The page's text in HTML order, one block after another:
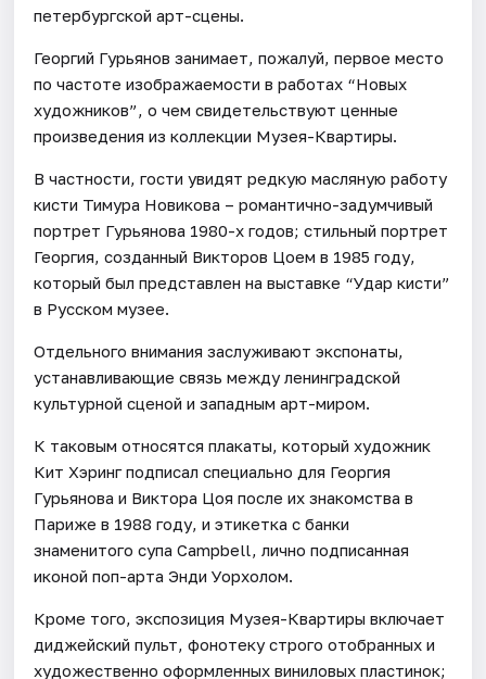
петербургской арт-сцены.
Георгий Гурьянов занимает, пожалуй, первое место
по частоте изображаемости в работах “Новых
художников”, о чем свидетельствуют ценные
произведения из коллекции Музея-Квартиры.
В частности, гости увидят редкую масляную работу
кисти Тимура Новикова – романтично-задумчивый
портрет Гурьянова 1980-х годов; стильный портрет
Георгия, созданный Викторов Цоем в 1985 году,
который был представлен на выставке “Удар кисти”
в Русском музее.
Отдельного внимания заслуживают экспонаты,
устанавливающие связь между ленинградской
культурной сценой и западным арт-миром.
К таковым относятся плакаты, который художник
Кит Хэринг подписал специально для Георгия
Гурьянова и Виктора Цоя после их знакомства в
Париже в 1988 году, и этикетка с банки
знаменитого супа Campbell, лично подписанная
иконой поп-арта Энди Уорхолом.
Кроме того, экспозиция Музея-Квартиры включает
диджейский пульт, фонотеку строго отобранных и
художественно оформленных виниловых пластинок;